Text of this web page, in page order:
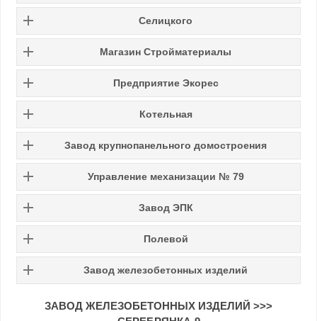
Селицкого
Магазин Стройматериалы
Предприятие Экорес
Котельная
Завод крупнопанельного домостроения
Управление механизации № 79
Завод ЭПК
Полевой
Завод железобетонных изделий
ЗАВОД ЖЕЛЕЗОБЕТОННЫХ ИЗДЕЛИЙ >>>